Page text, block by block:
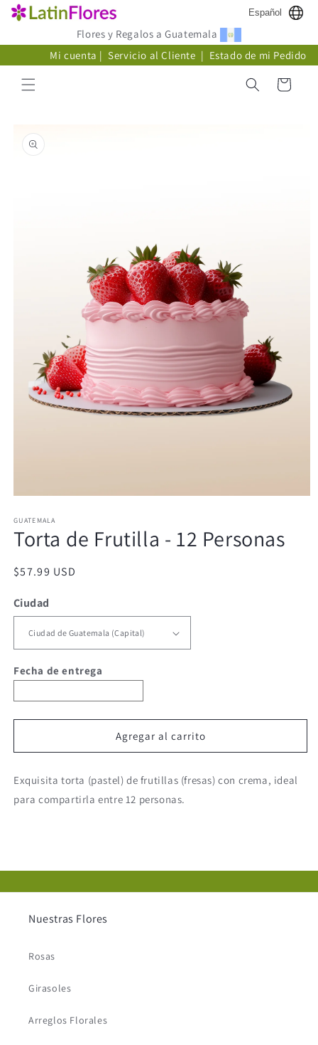
directamente
Español
Flores y Regalos a Guatemala
Mi cuenta | Servicio al Cliente | Estado de mi Pedido
Carrito
información
multimedia
1
ventana
modal
GUATEMALA
Torta de Frutilla - 12 Personas
Precio
$57.99 USD
Ciudad
Fecha de entrega
Agregar al carrito
Exquisita torta (pastel) de frutillas (fresas) con crema, ideal
para compartirla entre 12 personas.
Nuestras Flores
Rosas
Girasoles
Arreglos Florales